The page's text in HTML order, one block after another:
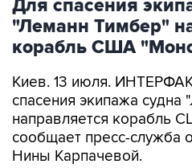
Для спасения
"Леманн Тимбер"
корабль США
Киев. 13 июля.
спасения экипажа судна
направляется корабль
сообщает пресс-служба
Нины Карпачевой.